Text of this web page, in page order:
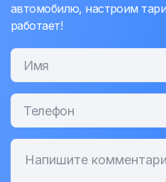
автомобилю, настроим
работает!